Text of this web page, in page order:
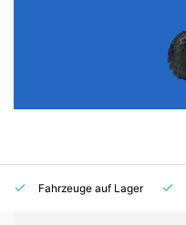
Fahrzeuge auf Lager